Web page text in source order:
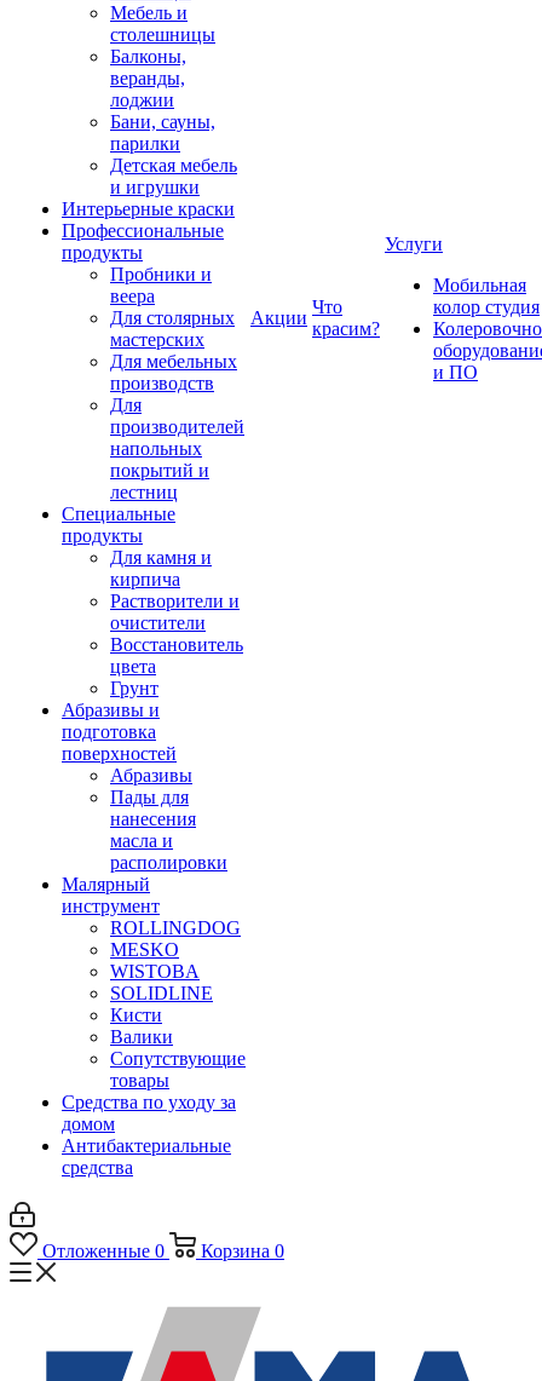
Мебель и
столешницы
Балконы,
веранды,
лоджии
Бани, сауны,
парилки
Детская мебель
и игрушки
Интерьерные краски
Профессиональные
продукты
Пробники и
веера
Для столярных
мастерских
Для мебельных
производств
Для
производителей
напольных
покрытий и
лестниц
Специальные
продукты
Для камня и
кирпича
Растворители и
очистители
Восстановитель
цвета
Грунт
Абразивы и
подготовка
поверхностей
Абразивы
Пады для
нанесения
масла и
располировки
Малярный
инструмент
ROLLINGDOG
MESKO
WISTOBA
SOLIDLINE
Кисти
Валики
Сопутствующие
товары
Средства по уходу за
домом
Антибактериальные
средства
Акции
Что
красим?
Услуги
Мобильная
колор студия
и ПО
Отложенные 0 Корзина 0